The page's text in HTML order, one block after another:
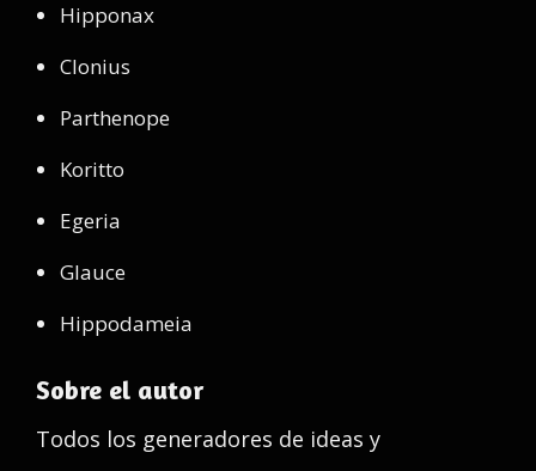
Hipponax
Clonius
Parthenope
Koritto
Egeria
Glauce
Hippodameia
Sobre el autor
Todos los generadores de ideas y